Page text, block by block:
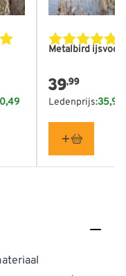
Metalbird
39,99
Ledenprijs:35,99